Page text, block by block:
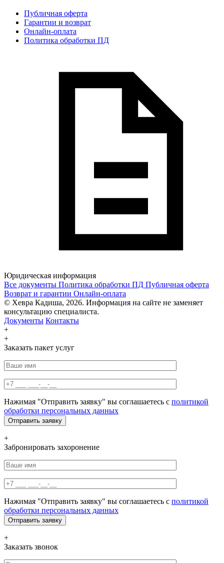
Публичная оферта
Гарантии и возврат
Онлайн-оплата
Политика обработки ПД
Юридическая информация
Все документы Политика обработки ПД Публичная оферта
Возврат и гарантии Онлайн-оплата
© Хевра Кадиша, 2026. Информация на сайте не заменяет
консультацию специалиста.
Документы Контакты
+
+
Заказать пакет услуг
Нажимая "Отправить заявку" вы соглашаетесь с политикой
обработки персональных данных
+
Забронировать захоронение
Нажимая "Отправить заявку" вы соглашаетесь с политикой
обработки персональных данных
+
Заказать звонок